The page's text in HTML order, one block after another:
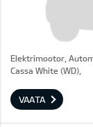
Elektrimootor,
Cassa White (WD),
VAATA